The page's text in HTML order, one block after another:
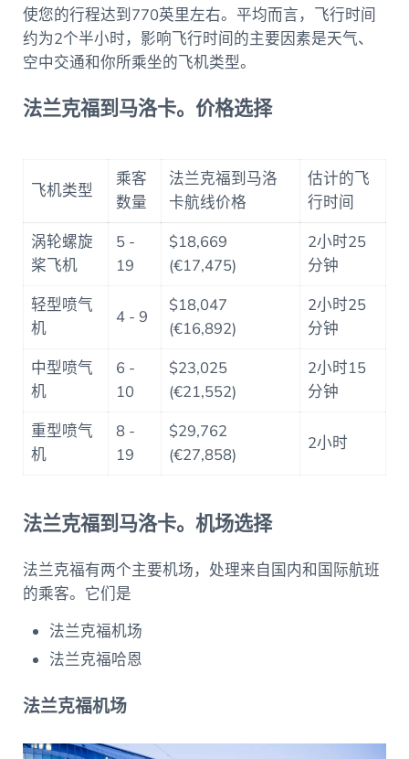
使您的行程达到770英里左右。平均而言，飞行时间
约为2个半小时，影响飞行时间的主要因素是天气、
空中交通和你所乘坐的飞机类型。
法兰克福到马洛卡。价格选择
飞机类型
乘客
数量
法兰克福到马洛
卡航线价格
估计的飞
行时间
涡轮螺旋
桨飞机
5 -
19
$18,669
(€17,475)
2小时25
分钟
轻型喷气
机
4 - 9
$18,047
(€16,892)
2小时25
分钟
中型喷气
机
6 -
10
$23,025
(€21,552)
2小时15
分钟
重型喷气
机
8 -
19
$29,762
(€27,858)
2小时
法兰克福到马洛卡。机场选择
法兰克福有两个主要机场，处理来自国内和国际航班
的乘客。它们是
法兰克福机场
法兰克福哈恩
法兰克福机场